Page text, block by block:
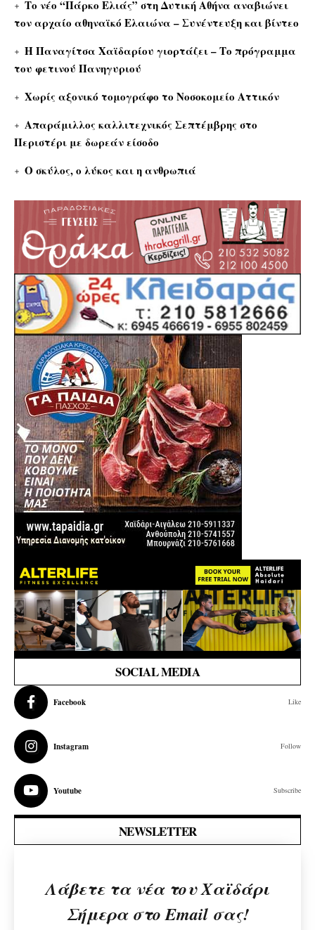
Το νέο “Πάρκο Ελιάς” στη Δυτική Αθήνα αναβιώνει
τον αρχαίο αθηναϊκό Ελαιώνα – Συνέντευξη και βίντεο
Η Παναγίτσα Χαϊδαρίου γιορτάζει – Το πρόγραμμα
του φετινού Πανηγυριού
Χωρίς αξονικό τομογράφο το Νοσοκομείο Αττικόν
Απαράμιλλος καλλιτεχνικός Σεπτέμβρης στο
Περιστέρι με δωρεάν είσοδο
Ο σκύλος, ο λύκος και η ανθρωπιά
SOCIAL MEDIA
Facebook Like
Instagram Follow
Youtube Subscribe
NEWSLETTER
Λάβετε τα νέα του Χαϊδάρι
Σήμερα στο Email σας!